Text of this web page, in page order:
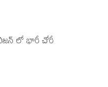
లో భారీ చోరీ